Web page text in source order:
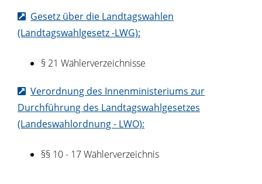
Gesetz über die Landtagswahlen
(Landtagswahlgesetz -LWG):
§ 21 Wählerverzeichnisse
Verordnung des Innenministeriums zur
Durchführung des Landtagswahlgesetzes
(Landeswahlordnung - LWO):
§§ 10 - 17 Wählerverzeichnis